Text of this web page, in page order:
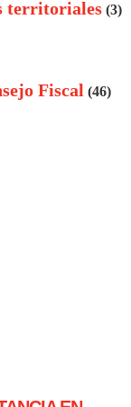
territoriales (3)
Fiscal (46)